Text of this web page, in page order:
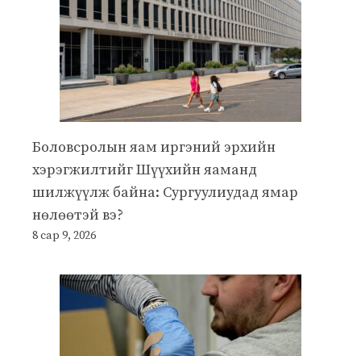
Боловсролын яам иргэний эрхийн
хэрэгжилтийг Шүүхийн яаманд
шилжүүлж байна: Сургуулиудад ямар
нөлөөтэй вэ?
8 сар 9, 2026